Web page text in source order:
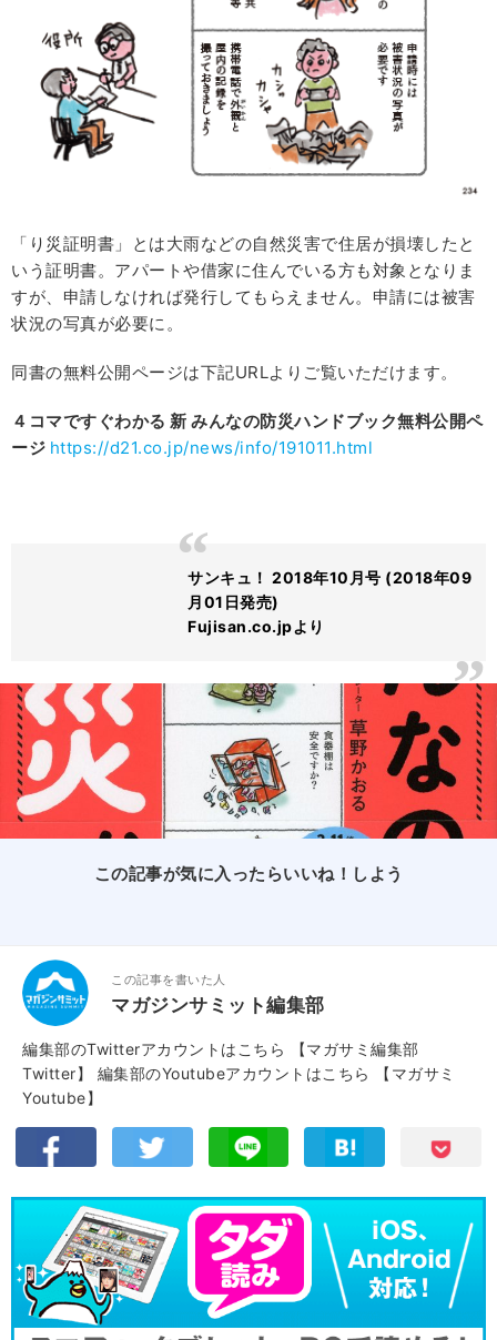
「り災証明書」とは大雨などの自然災害で住居が損壊したと
いう証明書。アパートや借家に住んでいる方も対象となりま
すが、申請しなければ発行してもらえません。申請には被害
状況の写真が必要に。
同書の無料公開ページは下記URLよりご覧いただけます。
４コマですぐわかる 新 みんなの防災ハンドブック無料公開ペ
ージ https://d21.co.jp/news/info/191011.html
サンキュ！ 2018年10月号 (2018年09
月01日発売)
Fujisan.co.jpより
この記事が気に入ったらいいね！しよう
この記事を書いた人
マガジンサミット編集部
編集部のTwitterアカウントはこちら
【マガサミ編集部
Twitter】
編集部のYoutubeアカウントはこちら
【マガサミ
Youtube】